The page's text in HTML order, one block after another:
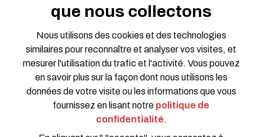
Opportunités de bénévolat
Groupes de travail
Rejoindre la conversation
que nous collectons
Nous utilisons des cookies et des technologies
similaires pour reconnaître et analyser vos visites, et
mesurer l'utilisation du trafic et l'activité. Vous pouvez
en savoir plus sur la façon dont nous utilisons les
données de votre visite ou les informations que vous
fournissez en lisant notre politique de
confidentialité.